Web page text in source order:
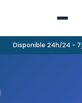
Disponible 24h/24 -